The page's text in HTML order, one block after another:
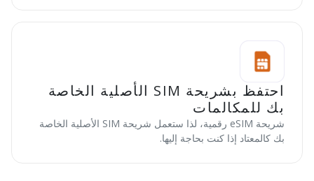
احتفظ بشريحة SIM الأصلية الخاصة
بك للمكالمات
شريحة eSIM رقمية، لذا ستعمل شريحة SIM الأصلية الخاصة
بك كالمعتاد إذا كنت بحاجة إليها.